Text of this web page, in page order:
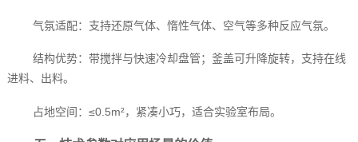
气氛适配：支持还原气体、惰性气体、空气等多种反应气氛。
结构优势：带搅拌与快速冷却盘管；釜盖可升降旋转，支持在线
进料、出料。
占地空间：≤0.5m²，紧凑小巧，适合实验室布局。